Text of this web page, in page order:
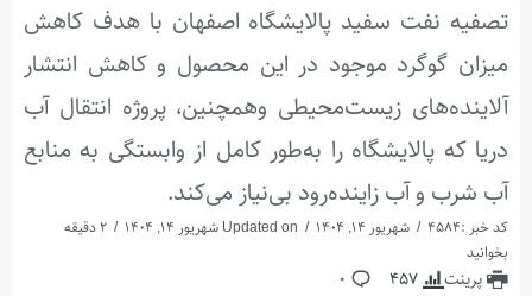
تصفیه نفت سفید پالایشگاه اصفهان با هدف کاهش
میزان گوگرد موجود در این محصول و کاهش انتشار
آلاینده‌های زیست‌محیطی وهمچنین، پروژه انتقال آب
دریا که پالایشگاه را به‌طور کامل از وابستگی به منابع
آب شرب و آب زاینده‌رود بی‌نیاز می‌کند.
کد خبر :4584 شهریور 14, 1404
2 دقیقه
بخوانید
پرینت 457
0